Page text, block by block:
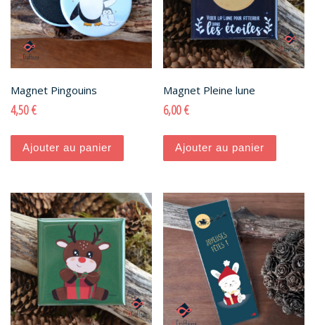
Magnet Pingouins
4,50€
Ajouter au panier
Magnet Pleine lune
6,00€
Ajouter au panier